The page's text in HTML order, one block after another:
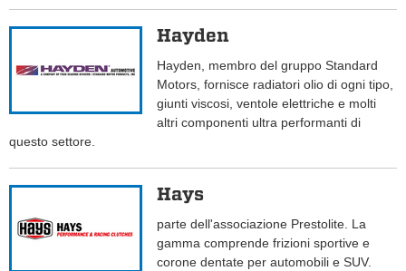
Hayden
Hayden, membro del gruppo Standard
Motors, fornisce radiatori olio di ogni tipo,
giunti viscosi, ventole elettriche e molti
altri componenti ultra performanti di
questo settore.
Hays
parte dell'associazione Prestolite. La
gamma comprende frizioni sportive e
corone dentate per automobili e SUV.